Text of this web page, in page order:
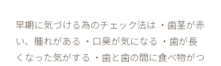
早期に気づける為のチェック法は ・歯茎が赤
い、腫れがある ・口臭が気になる ・歯が長
くなった気がする ・歯と歯の間に食べ物がつ